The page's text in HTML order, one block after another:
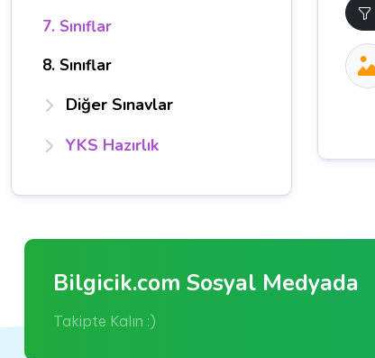
7. Sınıflar
8. Sınıflar
Diğer Sınavlar
YKS Hazırlık
Bilgicik.com Sosyal Medyada
Takipte Kalın :)